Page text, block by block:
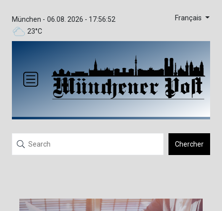
München -
23°C
06.08. 2026 - 17:56:53 Français
Chercher